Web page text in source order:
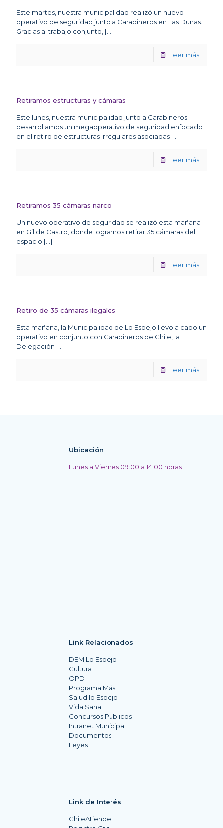
Este martes, nuestra municipalidad realizó un nuevo
operativo de seguridad junto a Carabineros en Las Dunas.
Gracias al trabajo conjunto, […]
Leer más
Retiramos estructuras y cámaras
Este lunes, nuestra municipalidad junto a Carabineros
desarrollamos un megaoperativo de seguridad enfocado
en el retiro de estructuras irregulares asociadas […]
Leer más
Retiramos 35 cámaras narco
Un nuevo operativo de seguridad se realizó esta mañana
en Gil de Castro, donde logramos retirar 35 cámaras del
espacio […]
Leer más
Retiro de 35 cámaras ilegales
Esta mañana, la Municipalidad de Lo Espejo llevo a cabo un
operativo en conjunto con Carabineros de Chile, la
Delegación […]
Leer más
Ubicación
Lunes a Viernes 09:00 a 14:00 horas
Link Relacionados
DEM Lo Espejo
Cultura
OPD
Programa Más
Salud lo Espejo
Vida Sana
Concursos Públicos
Intranet Municipal
Documentos
Leyes
Link de Interés
ChileAtiende